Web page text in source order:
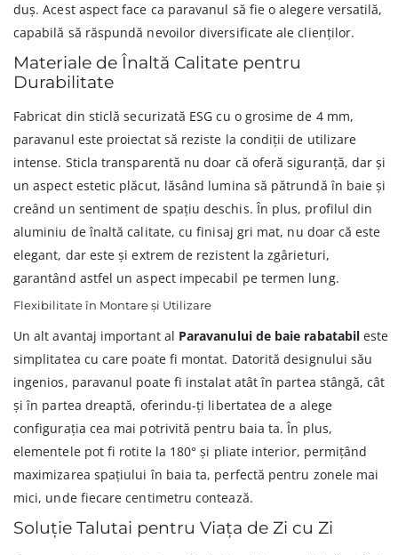
duș. Acest aspect face ca paravanul să fie o alegere versatilă,
capabilă să răspundă nevoilor diversificate ale clienților.
Materiale de Înaltă Calitate pentru
Durabilitate
Fabricat din sticlă securizată ESG cu o grosime de 4 mm,
paravanul este proiectat să reziste la condiții de utilizare
intense. Sticla transparentă nu doar că oferă siguranță, dar și
un aspect estetic plăcut, lăsând lumina să pătrundă în baie și
creând un sentiment de spațiu deschis. În plus, profilul din
aluminiu de înaltă calitate, cu finisaj gri mat, nu doar că este
elegant, dar este și extrem de rezistent la zgârieturi,
garantând astfel un aspect impecabil pe termen lung.
Flexibilitate în Montare și Utilizare
Un alt avantaj important al Paravanului de baie rabatabil este
simplitatea cu care poate fi montat. Datorită designului său
ingenios, paravanul poate fi instalat atât în partea stângă, cât
și în partea dreaptă, oferindu-ți libertatea de a alege
configurația cea mai potrivită pentru baia ta. În plus,
elementele pot fi rotite la 180° și pliate interior, permițând
maximizarea spațiului în baia ta, perfectă pentru zonele mai
mici, unde fiecare centimetru contează.
Soluție Talutai pentru Viața de Zi cu Zi